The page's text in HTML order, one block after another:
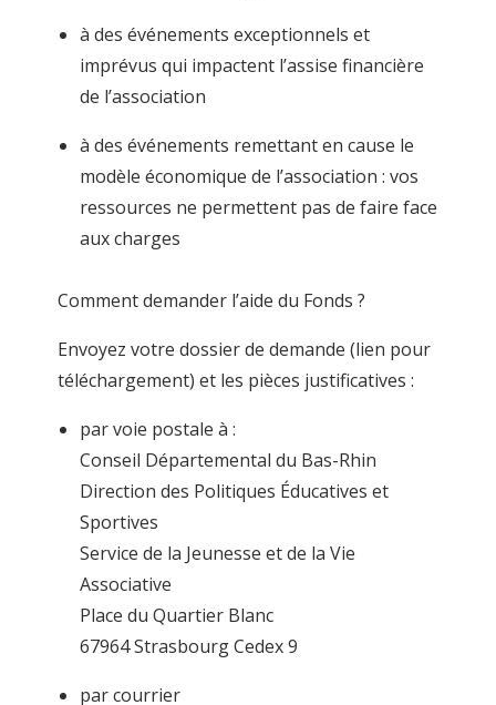
à des événements exceptionnels et
imprévus qui impactent l’assise financière
de l’association
à des événements remettant en cause le
modèle économique de l’association : vos
ressources ne permettent pas de faire face
aux charges
Comment demander l’aide du Fonds ?
Envoyez votre dossier de demande (lien pour
téléchargement) et les pièces justificatives :
par voie postale à :
Conseil Départemental du Bas-Rhin
Direction des Politiques Éducatives et
Sportives
Service de la Jeunesse et de la Vie
Associative
Place du Quartier Blanc
67964 Strasbourg Cedex 9
par courrier